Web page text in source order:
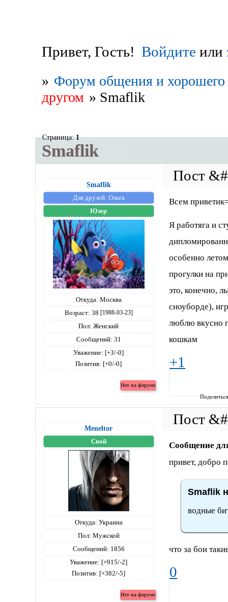
Привет, Гость! Войдите или
» Форум общения и хорошего
другом » Smaflik
Smaflik
Страница:1
Smaflik
Для друзей: Ольга
Юзер
Откуда: Москва
Возраст: 38 [1988-03-23]
Пол: Женский
Сообщений: 31
Уважение: [+3/-0]
Позитив: [+0/-0]
Всем
Я работяга и
особенно
прогулки на
это, конечно,
сноуборде),
люблю вкусно
кошкам
+1
Meneltоr
Свой
Откуда: Украина
Пол: Мужской
Сообщений: 1856
Уважение: [+915/-2]
Позитив: [+382/-5]
Сообщение
привет, добро
Smaflik
водные
что за бои
0